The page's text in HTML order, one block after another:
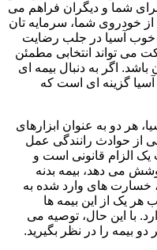
شما و دیگران فراهم می
از خودروی شما، سرمایه تان
خوب آسیا در جلب رضایت
می تواند انتخابی مطمئن
اگر به دنبال بیمه ای
آسیا گزینه ای است که
هر دو به عنوان ابزارهای
از حوادث رانندگی عمل
الزام قانونی است و
می دهد، بیمه بدنه
خسارت های وارد شده به
یک از این بیمه ها
با این حال، توصیه می
بیمه را در نظر بگیرید.